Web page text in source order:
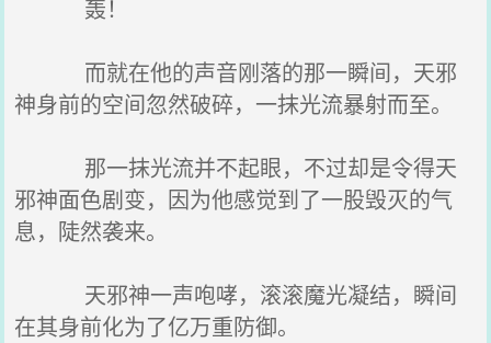
轰！
而就在他的声音刚落的那一瞬间，天邪
神身前的空间忽然破碎，一抹光流暴射而至。
那一抹光流并不起眼，不过却是令得天
邪神面色剧变，因为他感觉到了一股毁灭的气
息，陡然袭来。
天邪神一声咆哮，滚滚魔光凝结，瞬间
在其身前化为了亿万重防御。